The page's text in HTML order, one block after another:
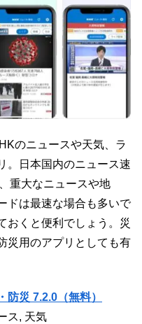
のニュースや天気、ラ
。日本国内のニュース速
重大なニュースや地
ドは最速な場合も多いで
おくと便利でしょう。災
災用のアプリとしても有
防災 7.2.0（無料）
ス, 天気